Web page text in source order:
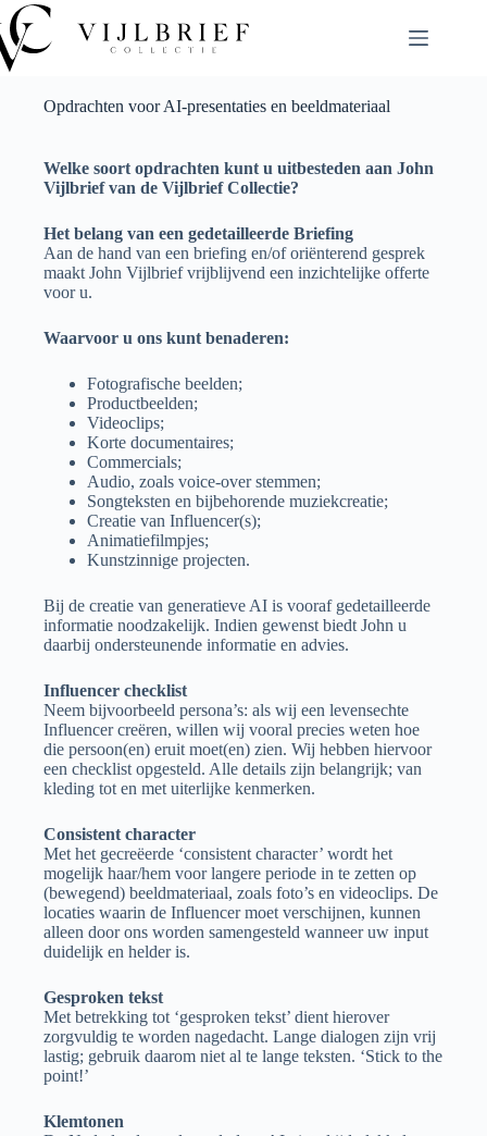
Opdrachten voor AI-presentaties en beeldmateriaal
Welke soort opdrachten kunt u uitbesteden aan John
Vijlbrief van de Vijlbrief Collectie?
Het belang van een gedetailleerde Briefing
Aan de hand van een briefing en/of oriënterend gesprek
maakt John Vijlbrief vrijblijvend een inzichtelijke offerte
voor u.
Waarvoor u ons kunt benaderen:
Fotografische beelden;
Productbeelden;
Videoclips;
Korte documentaires;
Commercials;
Audio, zoals voice-over stemmen;
Songteksten en bijbehorende muziekcreatie;
Creatie van Influencer(s);
Animatiefilmpjes;
Kunstzinnige projecten.
Bij de creatie van generatieve AI is vooraf gedetailleerde
informatie noodzakelijk. Indien gewenst biedt John u
daarbij ondersteunende informatie en advies.
Influencer checklist
Neem bijvoorbeeld persona’s: als wij een levensechte
Influencer creëren, willen wij vooral precies weten hoe
die persoon(en) eruit moet(en) zien. Wij hebben hiervoor
een checklist opgesteld. Alle details zijn belangrijk; van
kleding tot en met uiterlijke kenmerken.
Consistent character
Met het gecreëerde ‘consistent character’ wordt het
mogelijk haar/hem voor langere periode in te zetten op
(bewegend) beeldmateriaal, zoals foto’s en videoclips. De
locaties waarin de Influencer moet verschijnen, kunnen
alleen door ons worden samengesteld wanneer uw input
duidelijk en helder is.
Gesproken tekst
Met betrekking tot ‘gesproken tekst’ dient hierover
zorgvuldig te worden nagedacht. Lange dialogen zijn vrij
lastig; gebruik daarom niet al te lange teksten. ‘Stick to the
point!’
Klemtonen